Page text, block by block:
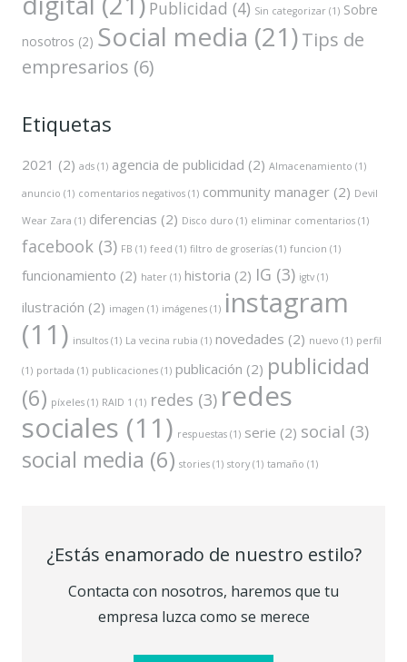
Publicidad (4) Sin categorizar (1) Sobre
nosotros (2) Social media (21)Tips de
empresarios (6)
Etiquetas
2021 (2) ads (1) agencia de publicidad (2) Almacenamiento (1)
anuncio (1) comentarios negativos (1) community manager (2) Devil
Wear Zara (1) diferencias (2) Disco duro (1) eliminar comentarios (1)
facebook (3) FB (1) feed (1) filtro de groserías (1) funcion (1)
funcionamiento (2) hater (1) historia (2) IG (3) igtv (1)
ilustración (2) imagen (1) imágenes (1) instagram
(11) insultos (1) La vecina rubia (1) novedades (2) nuevo (1) perfil
(1) portada (1) publicaciones (1) publicación (2) publicidad
(6) píxeles (1) RAID 1 (1) redes (3) redes
sociales (11) respuestas (1) serie (2) social (3)
social media (6) stories (1) story (1) tamaño (1)
¿Estás enamorado de nuestro estilo?
Contacta con nosotros, haremos que tu
empresa luzca como se merece